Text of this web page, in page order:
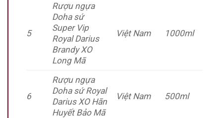
5
Rượu ngựa
Doha sứ
Super Vip
Royal Darius
Brandy XO
Long Mã
Việt Nam 1000ml
6
Rượu ngựa
Doha sứ Royal
Darius XO Hãn
Huyết Bảo Mã
Việt Nam 500ml